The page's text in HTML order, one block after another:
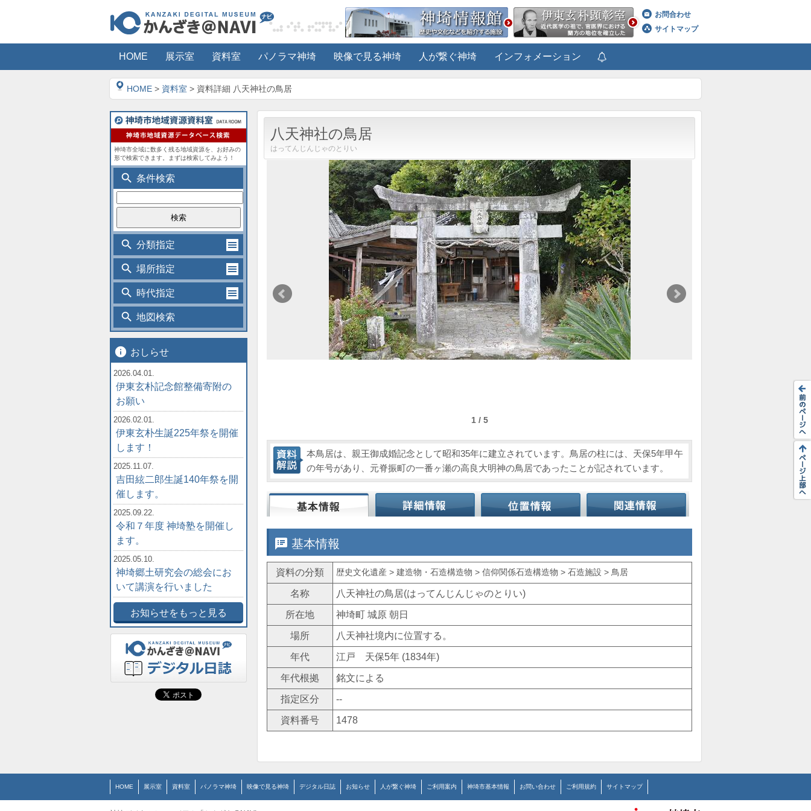
お問合わせ
サイトマップ
HOME 展示室 資料室 パノラマ神埼 映像で見る神埼 人が繋ぐ神埼 インフォメーション
HOME > 資料室 > 資料詳細 八天神社の鳥居
八天神社の鳥居
はってんじんじゃのとりい
1 / 5
本鳥居は、親王御成婚記念として昭和35年に建立されています。鳥居の柱には、天保5年甲午
の年号があり、元脊振町の一番ヶ瀬の高良大明神の鳥居であったことが記されています。
speaker_notes 基本情報
資料の分類 歴史文化遺産 > 建造物・石造構造物 > 信仰関係石造構造物 > 石造施設 > 鳥居
名称 八天神社の鳥居(はってんじんじゃのとりい)
所在地 神埼町 城原 朝日
場所 八天神社境内に位置する。
年代 江戸 天保5年 (1834年)
年代根拠 銘文による
指定区分 --
資料番号 1478
神埼市全域に数多く残る地域資源を、お好みの
形で検索できます。まずは検索してみよう！
search 条件検索
search 分類指定
search 場所指定
search 時代指定
search 地図検索
info おしらせ
2026.04.01.
伊東玄朴記念館整備寄附の
お願い
2026.02.01.
伊東玄朴生誕225年祭を開催
します！
2025.11.07.
吉田絃二郎生誕140年祭を開
催します。
2025.09.22.
令和７年度 神埼塾を開催し
ます。
2025.05.10.
神埼郷土研究会の総会にお
いて講演を行いました
お知らせをもっと見る
HOME 展示室 資料室 パノラマ神埼 映像で見る神埼 デジタル日誌 お知らせ 人が繋ぐ神埼 ご利用案内 神埼市基本情報 お問い合わせ ご利用規約 サイトマップ